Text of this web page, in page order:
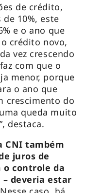
de crédito,
10%, este
e o ano que
crédito novo,
vez crescendo
com que o
menor, porque
o ano que
crescimento do
queda muito
destaca.
CNI também
juros de
o controle da
deveria estar